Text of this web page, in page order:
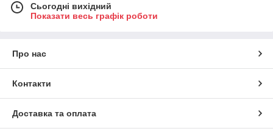
Сьогодні вихідний
Показати весь графік роботи
Про нас
Контакти
Доставка та оплата